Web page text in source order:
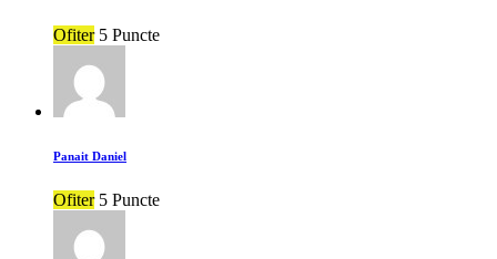
Ofiter 5 Puncte
Panait Daniel
Ofiter 5 Puncte